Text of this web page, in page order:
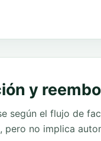
y
según el flujo de
no implica